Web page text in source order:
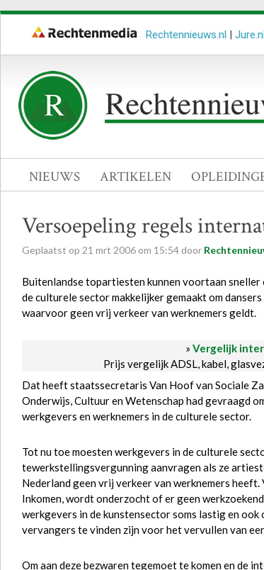
Rechtennieuws.nl | Jure.nl
NIEUWS ARTIKELEN
Versoepeling regels
Geplaatst op 21 mrt 2006 om 15:54 door
Buitenlandse topartiesten kunnen voortaan
de culturele sector makkelijker gemaakt om
waarvoor geen vrij verkeer van werknemers geldt.
» Vergelijk
Prijs vergelijk ADSL, kabel,
Dat heeft staatssecretaris Van Hoof van Sociale
Onderwijs, Cultuur en Wetenschap had gevraagd
werkgevers en werknemers in de culturele sector.
Tot nu toe moesten werkgevers in de culturele
tewerkstellingsvergunning aanvragen als ze
Nederland geen vrij verkeer van werknemers
Inkomen, wordt onderzocht of er geen
werkgevers in de kunstensector soms lastig en
vervangers te vinden zijn voor het vervullen van
Om aan deze bezwaren tegemoet te komen en de